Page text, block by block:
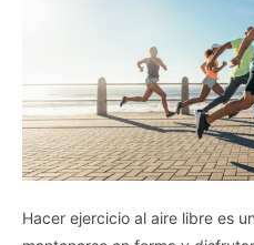
Hacer ejercicio al aire libre es